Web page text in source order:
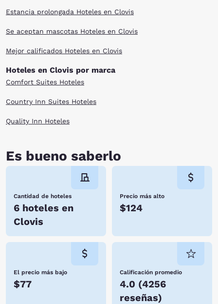
Estancia prolongada Hoteles en Clovis
Se aceptan mascotas Hoteles en Clovis
Mejor calificados Hoteles en Clovis
Hoteles en Clovis por marca
Comfort Suites Hoteles
Country Inn Suites Hoteles
Quality Inn Hoteles
Es bueno saberlo
Cantidad de hoteles
6 hoteles en
Clovis
Precio más alto
$124
El precio más bajo
$77
Calificación promedio
4.0 (4256
reseñas)